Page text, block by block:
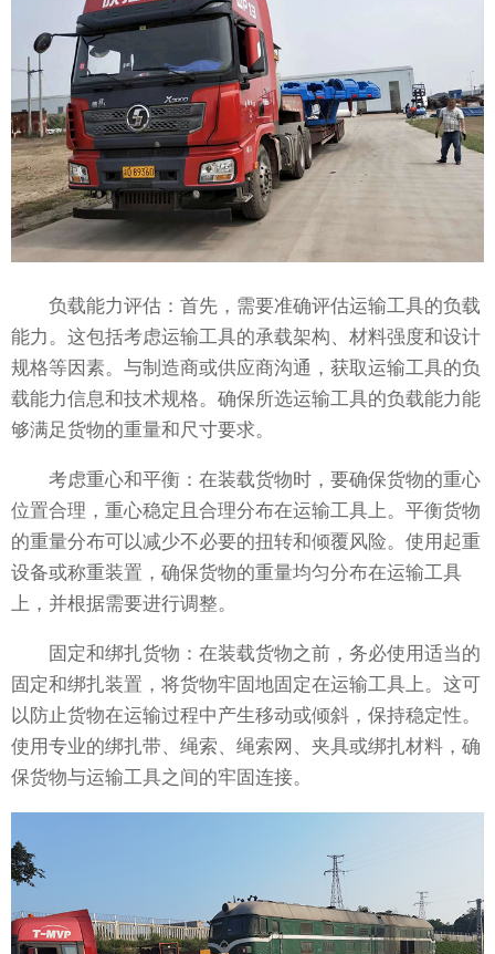
负载能力评估：首先，需要准确评估运输工具的负载
能力。这包括考虑运输工具的承载架构、材料强度和设计
规格等因素。与制造商或供应商沟通，获取运输工具的负
载能力信息和技术规格。确保所选运输工具的负载能力能
够满足货物的重量和尺寸要求。
考虑重心和平衡：在装载货物时，要确保货物的重心
位置合理，重心稳定且合理分布在运输工具上。平衡货物
的重量分布可以减少不必要的扭转和倾覆风险。使用起重
设备或称重装置，确保货物的重量均匀分布在运输工具
上，并根据需要进行调整。
固定和绑扎货物：在装载货物之前，务必使用适当的
固定和绑扎装置，将货物牢固地固定在运输工具上。这可
以防止货物在运输过程中产生移动或倾斜，保持稳定性。
使用专业的绑扎带、绳索、绳索网、夹具或绑扎材料，确
保货物与运输工具之间的牢固连接。